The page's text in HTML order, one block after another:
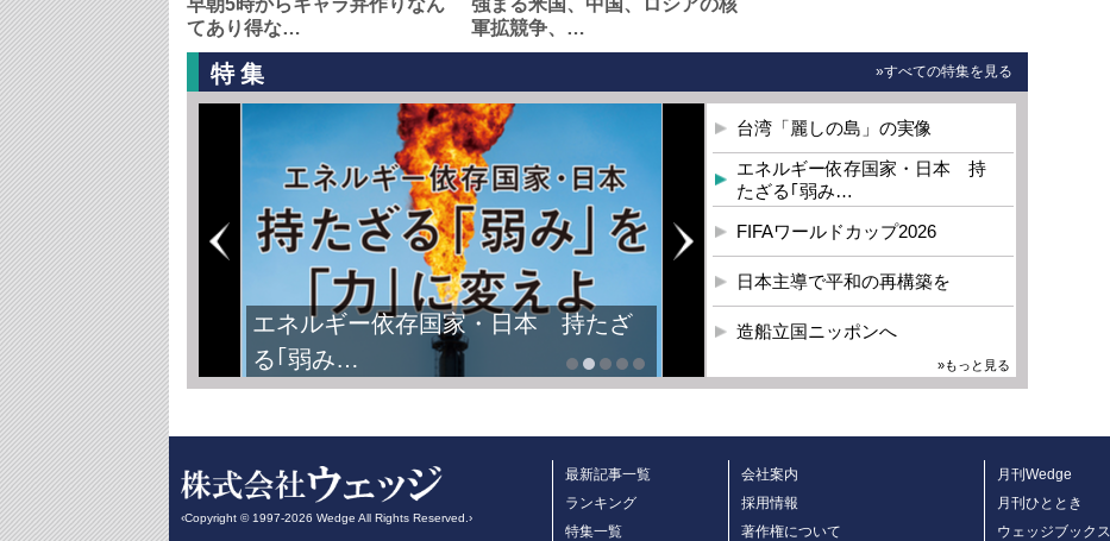
てあり得な…
軍拡競争、…
特集 »すべての特集を見る
FIFAワールドカップ2026
台湾「麗しの島」の実像
エネルギー依存国家・日本 持
たざる｢弱み…
FIFAワールドカップ2026
日本主導で平和の再構築を
造船立国ニッポンへ
»もっと見る
‹Copyright © 1997-2026 Wedge All Rights Reserved.›
最新記事一覧
ランキング
特集一覧
会社案内
採用情報
著作権について
月刊Wedge
月刊ひととき
ウェッジブックス